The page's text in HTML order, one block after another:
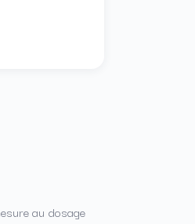
au dosage